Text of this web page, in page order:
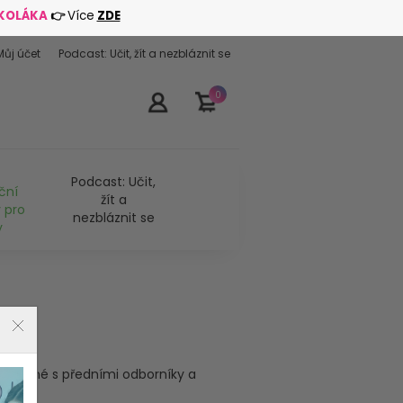
👉Více ZDE
0
pro
Podcast: Učit,
žít a
nezbláznit se
účet Podcast: Učit, žít a nezbláznit se
s předními odborníky a